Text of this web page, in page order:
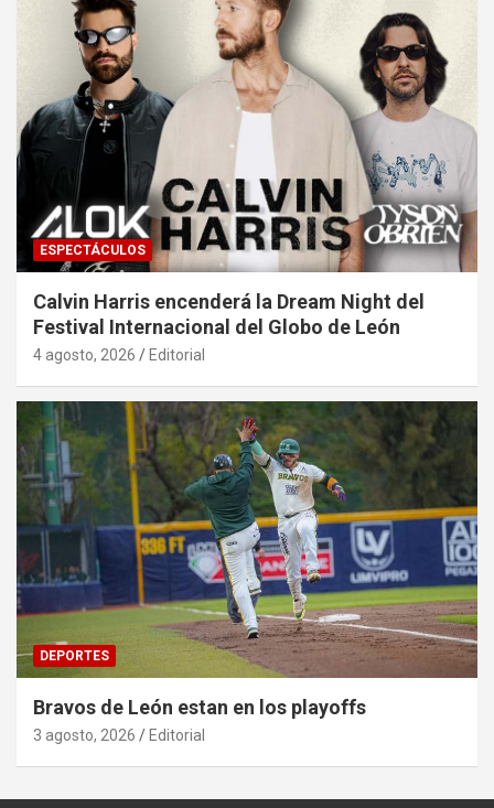
ESPECTÁCULOS
Calvin Harris encenderá la Dream Night del
Festival Internacional del Globo de León
4 agosto, 2026 Editorial
DEPORTES
Bravos de León estan en los playoffs
3 agosto, 2026 Editorial